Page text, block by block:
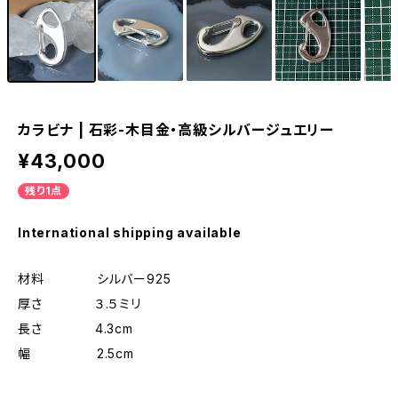
カラビナ | 石彩-木目金・高級シルバージュエリー
¥43,000
残り1点
International shipping available
材料 シルバー925
厚さ ３.５ミリ
長さ 4.3cm
幅 2.5cm